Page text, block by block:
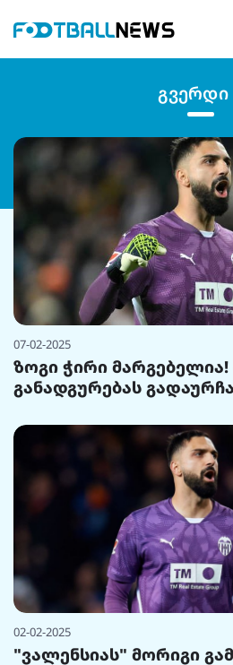
გვერდი
07-02-2025
ზოგი ჭირი მარგებელია!
განადგურებას გადაურჩა
02-02-2025
"ვალენსიას" მორიგი